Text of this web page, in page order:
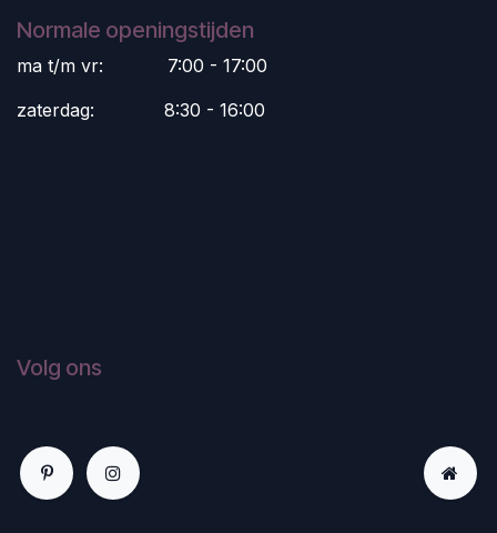
Normale openingstijden
ma t/m vr:
​7:00 - 17:00
zaterdag:
​8:30 - 16:00
Volg ons